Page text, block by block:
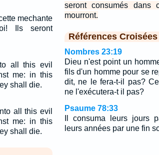
mechante
Ils seront
all this evil
me: in this
shall die.
all this evil
me: in this
shall die.
seront consumés dans
mourront.
Références Croisées
Nombres 23:19
Dieu n'est point un
fils d'un homme pour se
dit, ne le fera-t-il pas?
ne l'exécutera-t il pas?
Psaume 78:33
Il consuma leurs jours
leurs années par une fin